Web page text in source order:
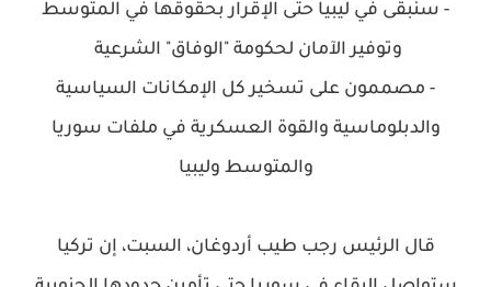
- سنبقى في ليبيا حتى الإقرار بحقوقها في المتوسط
وتوفير الآمان لحكومة "الوفاق" الشرعية
- مصممون على تسخير كل الإمكانات السياسية
والدبلوماسية والقوة العسكرية في ملفات سوريا
والمتوسط وليبيا
قال الرئيس رجب طيب أردوغان، السبت، إن تركيا